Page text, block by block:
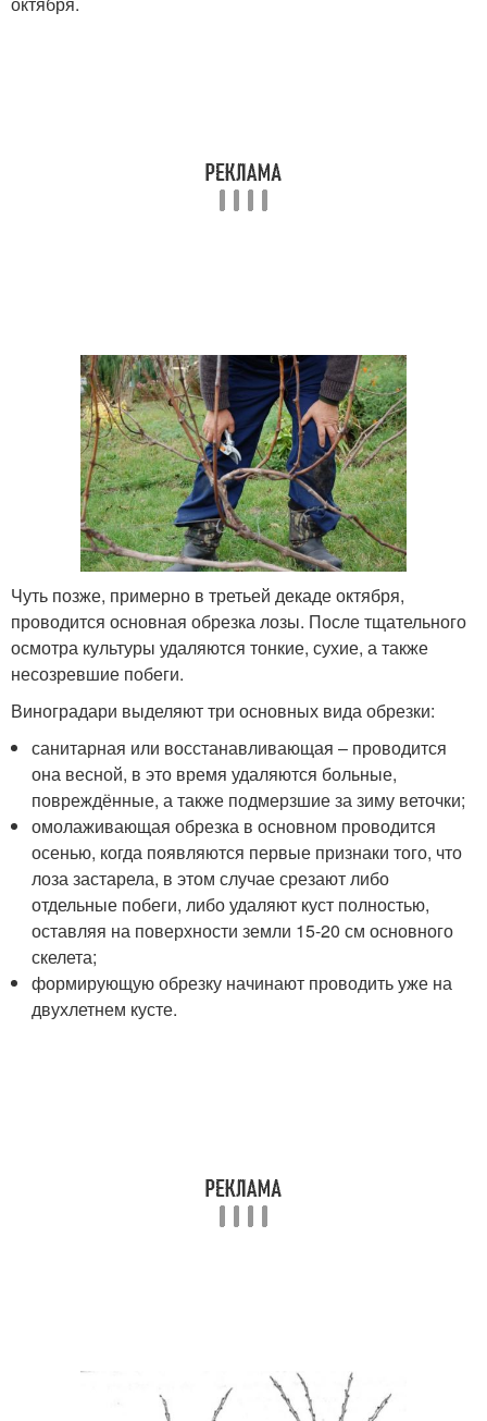
Чуть позже, примерно в третьей декаде октября,
проводится основная обрезка лозы. После тщательного
осмотра культуры удаляются тонкие, сухие, а также
несозревшие побеги.
Виноградари выделяют три основных вида обрезки:
санитарная или восстанавливающая – проводится
она весной, в это время удаляются больные,
повреждённые, а также подмерзшие за зиму веточки;
омолаживающая обрезка в основном проводится
осенью, когда появляются первые признаки того, что
лоза застарела, в этом случае срезают либо
отдельные побеги, либо удаляют куст полностью,
оставляя на поверхности земли 15-20 см основного
скелета;
формирующую обрезку начинают проводить уже на
двухлетнем кусте.